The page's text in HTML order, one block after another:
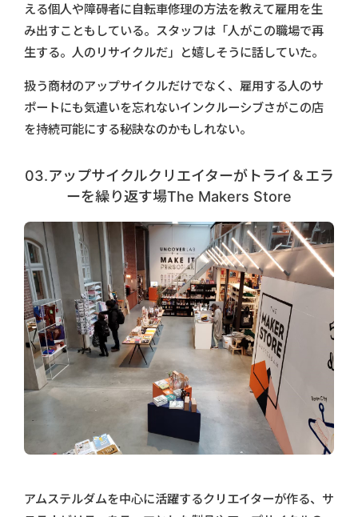
える個人や障碍者に自転車修理の方法を教えて雇用を生
み出すこともしている。スタッフは「人がこの職場で再
生する。人のリサイクルだ」と嬉しそうに話していた。
扱う商材のアップサイクルだけでなく、雇用する人のサ
ポートにも気遣いを忘れないインクルーシブさがこの店
を持続可能にする秘訣なのかもしれない。
03.アップサイクルクリエイターがトライ＆エラ
ーを繰り返す場The Makers Store
アムステルダムを中心に活躍するクリエイターが作る、サ